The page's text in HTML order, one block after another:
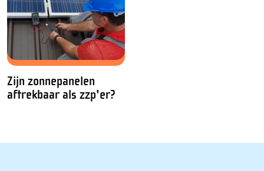
Zijn zonnepanelen
aftrekbaar als zzp'er?